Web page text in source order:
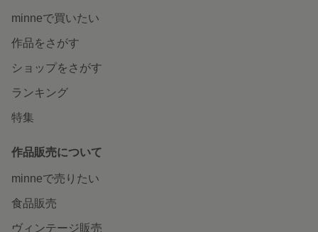
minneで買いたい
作品をさがす
ショップをさがす
ランキング
特集
作品販売について
minneで売りたい
食品販売
ヴィンテージ販売